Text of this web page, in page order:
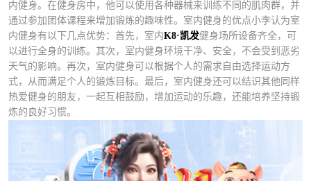
内健身。在健身房中，他可以使用各种器械来训练不同的肌肉群，并
通过参加团体课程来增加锻炼的趣味性。室内健身的优点小李认为室
内健身有以下几点优势：首先，室内K8·凯发健身场所设备齐全，可
以进行全身的训练。其次，室内健身环境干净、安全，不会受到恶劣
天气的影响。再次，室内健身可以根据个人的需求自由选择运动方
式，从而满足个人的锻炼目标。最后，室内健身还可以结识其他同样
热爱健身的朋友，一起互相鼓励，增加运动的乐趣，还能培养坚持锻
炼的良好习惯。